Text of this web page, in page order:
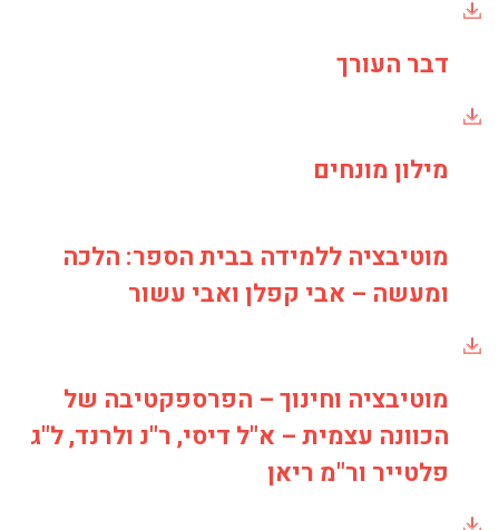
דבר העורך
מילון מונחים
מוטיבציה ללמידה בבית הספר: הלכה
ומעשה – אבי קפלן ואבי עשור
מוטיבציה וחינוך – הפרספקטיבה של
הכוונה עצמית – א"ל דיסי, ר"נ ולרנד, ל"ג
פלטייר ור"מ ריאן